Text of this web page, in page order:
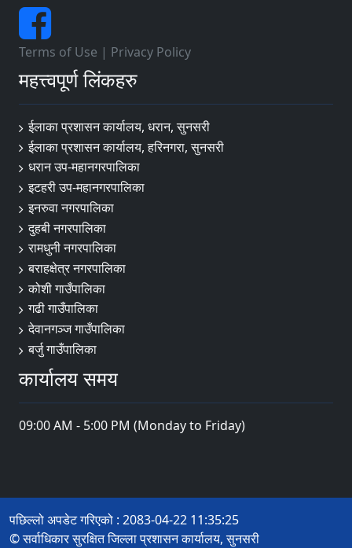
Terms of Use | Privacy Policy
महत्त्वपूर्ण लिंकहरु
ईलाका प्रशासन कार्यालय, धरान, सुनसरी
ईलाका प्रशासन कार्यालय, हरिनगरा, सुनसरी
धरान उप-महानगरपालिका
इटहरी उप-महानगरपालिका
इनरुवा नगरपालिका
दुहबी नगरपालिका
रामधुनी नगरपालिका
बराहक्षेत्र नगरपालिका
कोशी गाउँपालिका
गढी गाउँपालिका
देवानगञ्ज गाउँपालिका
बर्जु गाउँपालिका
कार्यालय समय
09:00 AM - 5:00 PM (Monday to Friday)
पछिल्लो अपडेट गरिएको : 2083-04-22 11:35:25
© सर्वाधिकार सुरक्षित जिल्ला प्रशासन कार्यालय, सुनसरी